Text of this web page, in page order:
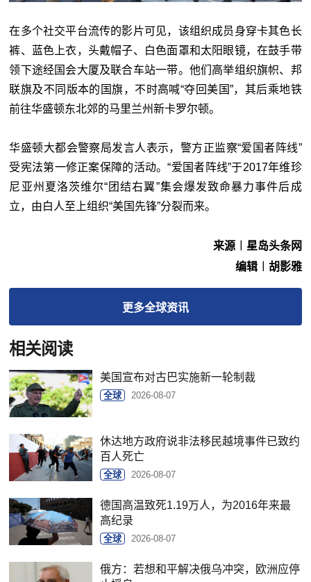
在多个社交平台流传的影片可见，该组织成员身穿卡其色长
裤、蓝色上衣，头戴帽子、白色面罩和太阳眼镜，在鼓手带
领下途经国会大厦及联合车站一带。他们高举组织旗帜、邦
联旗及不同版本的国旗，不时高喊“夺回美国”，其后乘地铁
前往华盛顿东北郊的马里兰州新卡罗尔顿。
华盛顿大都会警察局发言人表示，警方正监察“爱国者阵线”
受宪法第一修正案保障的活动。“爱国者阵线”于2017年维珍
尼亚州夏洛茨维尔“团结右翼”集会爆发致命暴力事件后成
立，由白人至上组织“美国先锋”分裂而来。
来源︱星岛头条网
编辑︱胡影雅
更多全球资讯
相关阅读
美国宣布对古巴实施新一轮制裁
全球 2026-08-07
休达地方政府说非法移民越境事件已致约
百人死亡
全球 2026-08-07
德国高温致死1.19万人，为2016年来最
高纪录
全球 2026-08-07
俄方：若想和平解决俄乌冲突，欧洲应停